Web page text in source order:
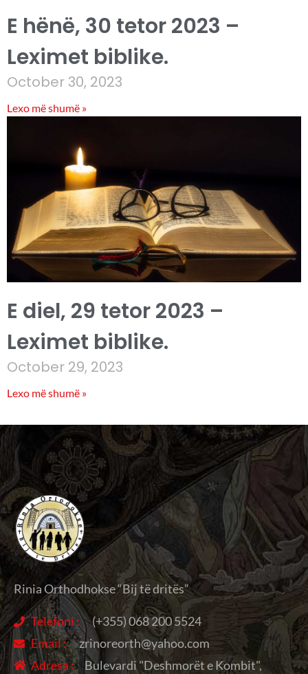
E hënë, 30 tetor 2023 –
Leximet biblike.
October 30, 2023
Lexo më shumë »
E diel, 29 tetor 2023 –
Leximet biblike.
October 29, 2023
Lexo më shumë »
Rinia Orthodhokse “Bij të dritës”
Telefoni :
(+355) 068 200 5524
Email :
zrinoreorth@yahoo.com
Adresa :
Bulevardi "Deshmorët e Kombit",